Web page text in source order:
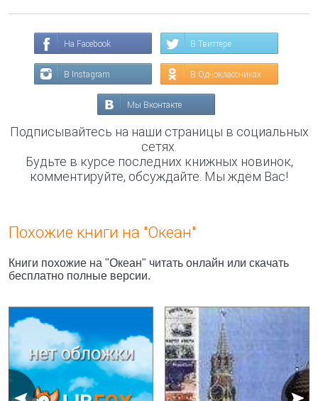
На Facebook В Твиттере
В Instagram В Одноклассниках
Мы Вконтакте
Подписывайтесь на наши страницы в социальных
сетях.
Будьте в курсе последних книжных новинок,
комментируйте, обсуждайте. Мы ждём Вас!
Похожие книги на "Океан"
Книги похожие на "Океан" читать онлайн или скачать
бесплатно полные версии.